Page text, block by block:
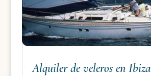
Alquiler de veleros en Ibiza